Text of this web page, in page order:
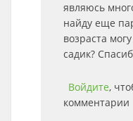
являюсь
найду еще
возраста
садик?
Войдите,
комментарии